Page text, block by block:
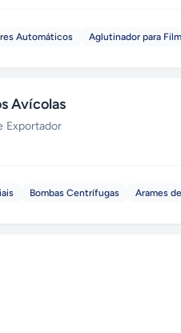
Automáticos Aglutinador para
Avícolas
·Exportador
Bombas Centrífugas Arames